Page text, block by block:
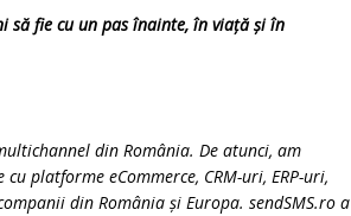
să fie cu un pas înainte, în viață și în
din România. De atunci, am
platforme eCommerce, CRM-uri, ERP-uri,
din România și Europa. sendSMS.ro a